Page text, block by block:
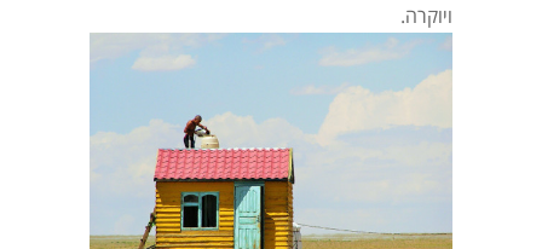
ויוקרה.